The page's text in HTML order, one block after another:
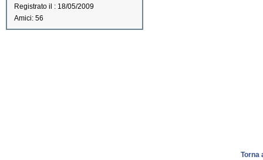
Registrato il : 18/05/2009
Amici: 56
Torna